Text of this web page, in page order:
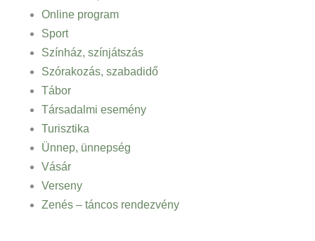
Online program
Sport
Színház, színjátszás
Szórakozás, szabadidő
Tábor
Társadalmi esemény
Turisztika
Ünnep, ünnepség
Vásár
Verseny
Zenés – táncos rendezvény